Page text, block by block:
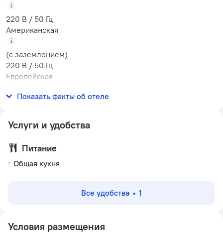
220 В / 50 Гц
Американская
(с заземлением)
220 В / 50 Гц
Европейская
220 В / 50 Гц
Показать факты об отеле
Услуги и удобства
Питание
Общая кухня
Все удобства 1
Условия размещения